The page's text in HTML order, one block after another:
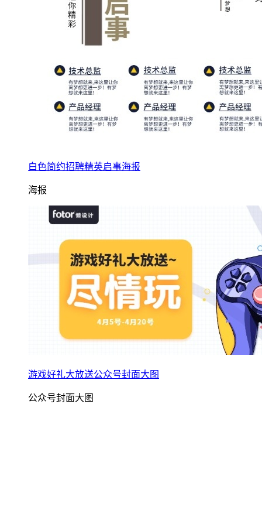
白色简约招聘精英启事海报
海报
游戏好礼大放送公众号封面大图
公众号封面大图